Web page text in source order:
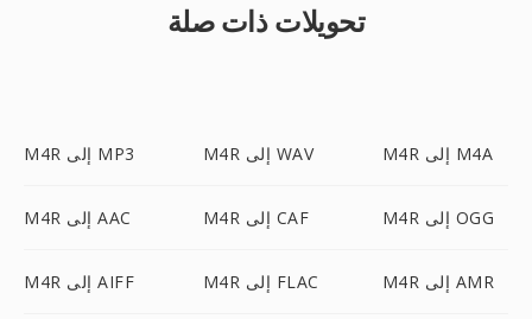
تحويلات ذات صلة
M4R إلى MP3 M4R إلى WAV M4R إلى M4A
M4R إلى AAC M4R إلى CAF M4R إلى OGG
M4R إلى AIFF M4R إلى FLAC M4R إلى AMR